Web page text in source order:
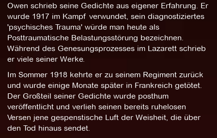
Owen schrieb seine Gedichte aus eigener Erfahrung. Er
wurde 1917 im Kampf verwundet, sein diagnostiziertes
'psychisches Trauma' würde man heute als
Posttraumatische Belastungsstörung bezeichnen.
Während des Genesungsprozesses im Lazarett schrieb
er viele seiner Werke.
Im Sommer 1918 kehrte er zu seinem Regiment zurück
und wurde einige Monate später in Frankreich getötet.
Der Großteil seiner Gedichte wurde posthum
veröffentlicht und verlieh seinen bereits ruhelosen
Versen jene gespenstische Luft der Weisheit, die über
den Tod hinaus sendet.